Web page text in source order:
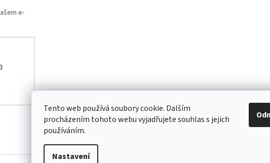
Tento web používá soubory cookie. Dalším
procházením tohoto webu vyjadřujete souhlas s jejich
používáním.
Nastavení
e-